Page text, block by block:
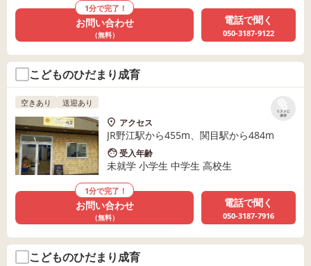
1分で完了！
お問い合わせ
（無料）
電話で聞く
050-3187-9122
こどものひだまり成育
リストに
保存
空きあり 送迎あり
アクセス
JR野江駅から455m、関目駅から484m
受入年齢
未就学 小学生 中学生 高校生
1分で完了！
お問い合わせ
（無料）
電話で聞く
050-3187-7916
こどものひだまり成育